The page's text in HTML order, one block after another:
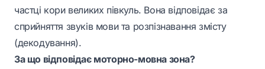
частці кори великих півкуль. Вона відповідає за
сприйняття звуків мови та розпізнавання змісту
(декодування).
За що відповідає моторно-мовна зона?